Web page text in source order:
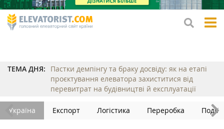
ТЕМА ДНЯ:
Пастки демпінгу та браку досвіду: як на етапі
проєктування елеватора захиститися від
перевитрат на будівництві й експлуатації
Україна Експорт Логістика Переробка Події